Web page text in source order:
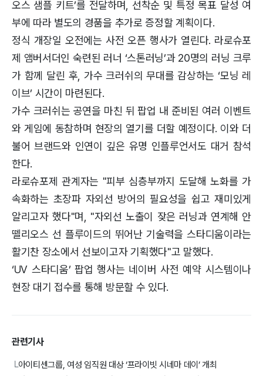
오스 샘플 키트’를 전달하며, 선착순 및 특정 목표 달성 여
부에 따라 별도의 경품을 추가로 증정할 계획이다.
정식 개장일 오전에는 사전 오픈 행사가 열린다. 라로슈포
제 앰버서더인 숙련된 러너 ‘스톤러닝’과 20명의 러닝 크루
가 함께 달린 후, 가수 크러쉬의 무대를 감상하는 ‘모닝 레
이브’ 시간이 마련된다.
가수 크러쉬는 공연을 마친 뒤 팝업 내 준비된 여러 이벤트
와 게임에 동참하며 현장의 열기를 더할 예정이다. 이와 더
불어 브랜드와 인연이 깊은 유명 인플루언서도 대거 참석
한다.
라로슈포제 관계자는 "피부 심층부까지 도달해 노화를 가
속화하는 초장파 자외선 방어의 필요성을 쉽고 재미있게
알리고자 했다"며, "자외선 노출이 잦은 러닝과 연계해 안
뗄리오스 선 플루이드의 뛰어난 기술력을 스타디움이라는
활기찬 장소에서 선보이고자 기획했다"고 말했다.
‘UV 스타디움’ 팝업 행사는 네이버 사전 예약 시스템이나
현장 대기 접수를 통해 방문할 수 있다.
관련기사
└아이티센그룹, 여성 임직원 대상 ‘프라이빗 시네마 데이’ 개최